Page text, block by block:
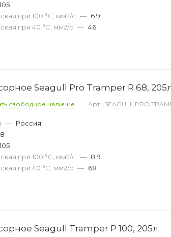
105
при 100 °С, мм2/с — 6.9
при 40 °С, мм2/с — 46
Seagull Pro Tramper R 68, 205л
свободное наличие Арт.: SEAGULL PRO
— Россия
105
при 100 °С, мм2/с — 8.9
при 40 °С, мм2/с — 68
Seagull Tramper P 100, 205л